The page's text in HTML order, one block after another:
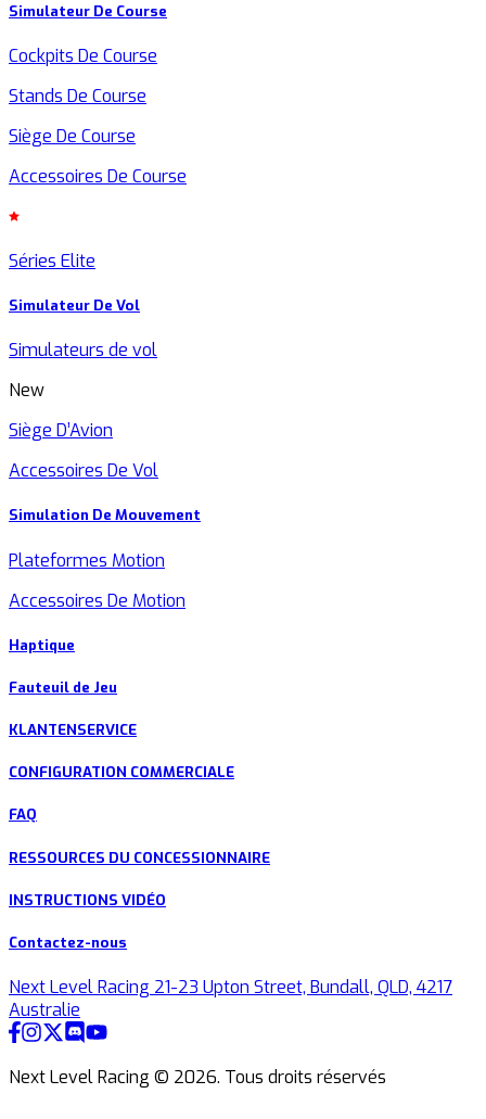
Simulateur De Course
Cockpits De Course
Stands De Course
Siège De Course
Accessoires De Course
Séries Elite
Simulateur De Vol
Simulateurs de vol
New
Siège D’Avion
Accessoires De Vol
Simulation De Mouvement
Plateformes Motion
Accessoires De Motion
Haptique
Fauteuil de Jeu
KLANTENSERVICE
CONFIGURATION COMMERCIALE
FAQ
RESSOURCES DU CONCESSIONNAIRE
INSTRUCTIONS VIDÉO
Contactez-nous
Next Level Racing 21-23 Upton Street, Bundall, QLD, 4217
Australie
Next Level Racing © 2026. Tous droits réservés